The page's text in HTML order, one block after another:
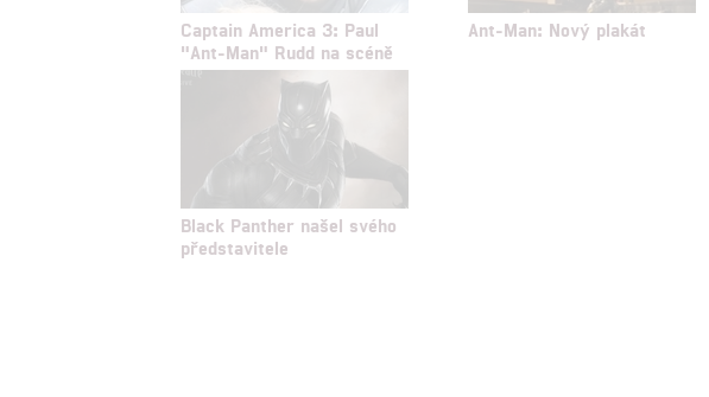
Captain America 3: Paul
"Ant-Man" Rudd na scéně
Ant-Man: Nový plakát
Black Panther našel svého
představitele